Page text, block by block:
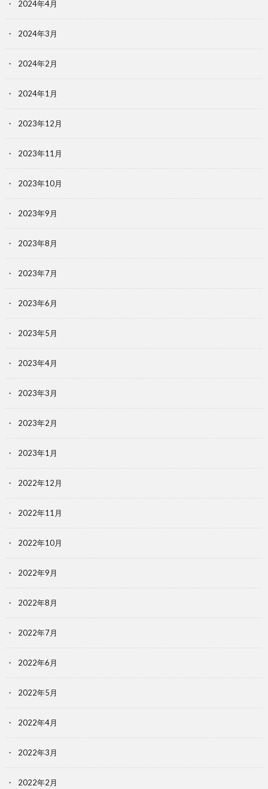
2024年4月
2024年3月
2024年2月
2024年1月
2023年12月
2023年11月
2023年10月
2023年9月
2023年8月
2023年7月
2023年6月
2023年5月
2023年4月
2023年3月
2023年2月
2023年1月
2022年12月
2022年11月
2022年10月
2022年9月
2022年8月
2022年7月
2022年6月
2022年5月
2022年4月
2022年3月
2022年2月